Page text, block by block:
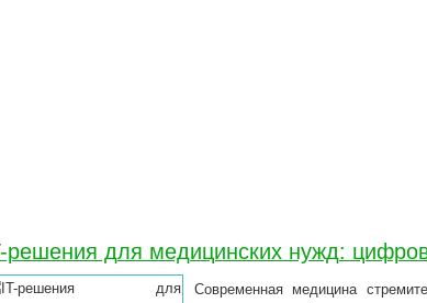
решения для медицинских нужд:
Современная медицина